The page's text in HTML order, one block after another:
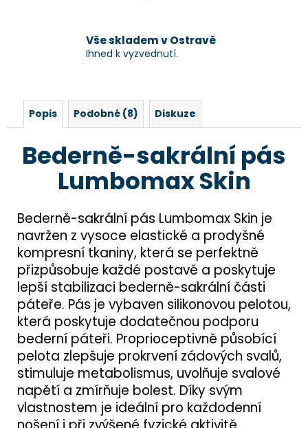
Vše skladem v Ostravě
Ihned k vyzvednutí.
Popis Podobné (8) Diskuze
Bederně-sakrální pás
Lumbomax Skin
Bederně-sakrální pás Lumbomax Skin je
navržen z vysoce elastické a prodyšné
kompresní tkaniny, která se perfektně
přizpůsobuje každé postavě a poskytuje
lepší stabilizaci bederně-sakrální části
páteře. Pás je vybaven silikonovou pelotou,
která poskytuje dodatečnou podporu
bederní páteři. Proprioceptivně působící
pelota zlepšuje prokrvení zádových svalů,
stimuluje metabolismus, uvolňuje svalové
napětí a zmírňuje bolest. Díky svým
vlastnostem je ideální pro každodenní